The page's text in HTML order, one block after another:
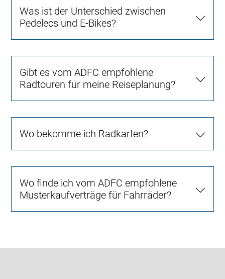
Was ist der Unterschied zwischen
Pedelecs und E-Bikes?
Gibt es vom ADFC empfohlene
Radtouren für meine Reiseplanung?
Wo bekomme ich Radkarten?
Wo finde ich vom ADFC empfohlene
Musterkaufverträge für Fahrräder?